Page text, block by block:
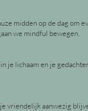
midden op de dag om
we mindful bewegen.
je lichaam en je
vriendelijk aanwezig